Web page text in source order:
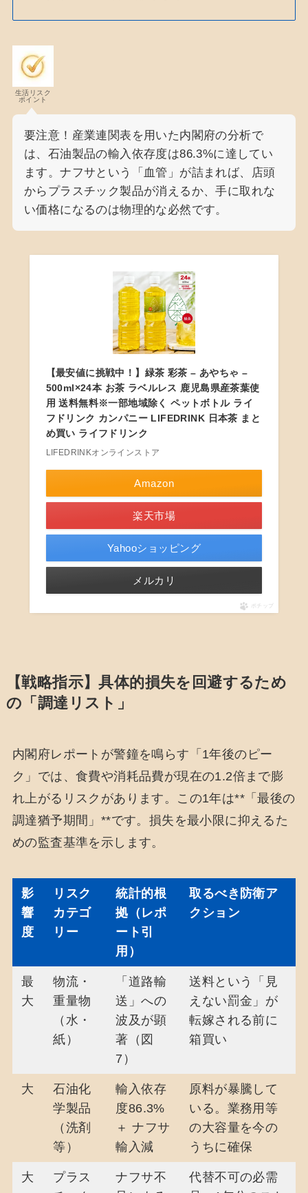
生活リスク
ポイント
要注意！産業連関表を用いた内閣府の分析で
は、石油製品の輸入依存度は86.3%に達してい
ます。ナフサという「血管」が詰まれば、店頭
からプラスチック製品が消えるか、手に取れな
い価格になるのは物理的な必然です。
【最安値に挑戦中！】緑茶 彩茶 – あやちゃ –
500ml×24本 お茶 ラベルレス 鹿児島県産茶葉使
用 送料無料※一部地域除く ペットボトル ライ
フドリンク カンパニー LIFEDRINK 日本茶 まと
め買い ライフドリンク
LIFEDRINKオンラインストア
Amazon
楽天市場
Yahooショッピング
メルカリ
ポチップ
【戦略指示】具体的損失を回避するため
の「調達リスト」
内閣府レポートが警鐘を鳴らす「1年後のピー
ク」では、食費や消耗品費が現在の1.2倍まで膨
れ上がるリスクがあります。この1年は**「最後の
調達猶予期間」**です。損失を最小限に抑えるた
めの監査基準を示します。
影
響
度
リスク
カテゴ
リー
統計的根
拠（レポ
ート引
用）
取るべき防衛ア
クション
最
大
物流・
重量物
（水・
紙）
「道路輸
送」への
波及が顕
著（図
7）
送料という「見
えない罰金」が
転嫁される前に
箱買い
大
石油化
学製品
（洗剤
等）
輸入依存
度86.3%
＋ ナフサ
輸入減
原料が暴騰して
いる。業務用等
の大容量を今の
うちに確保
大
プラス
ナフサ不
代替不可の必需